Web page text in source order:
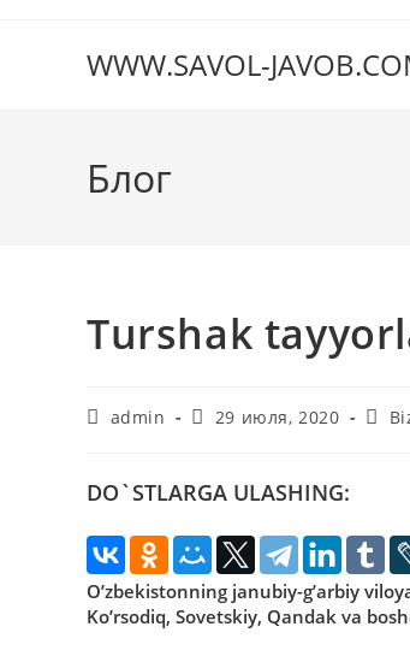
содержимомуWWW.SAVOL-
Блог
Turshak
Авторadmin
Запись
29 июля, 2020
DO`STLARGA ULASHING:
O’zbekistonning janubiy-g’arbiy
Ko’rsodiq, Sovetskiy, Qandak va